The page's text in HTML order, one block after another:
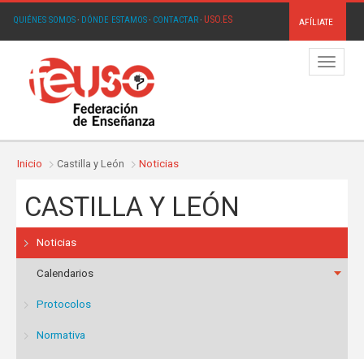
QUIÉNES SOMOS· DÓNDE ESTAMOS· CONTACTAR· USO.ES AFÍLIATE
Menú
Inicio Castilla y León Noticias
CASTILLA Y LEÓN
Noticias
Calendarios
Protocolos
Normativa